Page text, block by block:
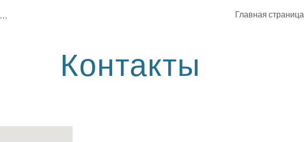
Skip to main content Skip to navigation
ХИМЧИСТКА ДИВАНОВ, КОВРОВ И ДРУГОЙ МЯГКОЙ МЕБЕЛИ В ДЗЕРЖИНСКЕ, ФАНИПОЛЕ И ДЗЕРЖИНСКОМ РАЙОНЕ Главная страница
Контакты